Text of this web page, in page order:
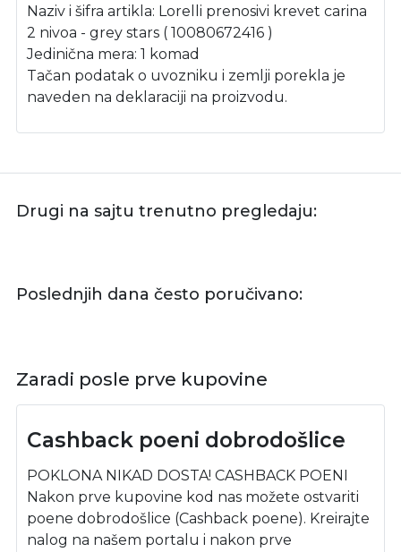
Naziv i šifra artikla: Lorelli prenosivi krevet carina
2 nivoa - grey stars ( 10080672416 )
Jedinična mera: 1 komad
Tačan podatak o uvozniku i zemlji porekla je
naveden na deklaraciji na proizvodu.
Drugi na sajtu trenutno pregledaju:
Poslednjih dana često poručivano:
Zaradi posle prve kupovine
Cashback poeni dobrodošlice
POKLONA NIKAD DOSTA! CASHBACK POENI
Nakon prve kupovine kod nas možete ostvariti
poene dobrodošlice (Cashback poene). Kreirajte
nalog na našem portalu i nakon prve